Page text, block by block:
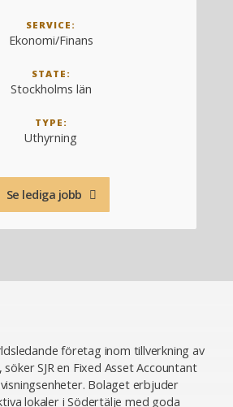
SERVICE:
Ekonomi/Finans
STATE:
Stockholms län
TYPE:
Uthyrning
Se lediga jobb
företag inom tillverkning av
SJR en Fixed Asset Accountant
Bolaget erbjuder
lokaler i Södertälje med goda